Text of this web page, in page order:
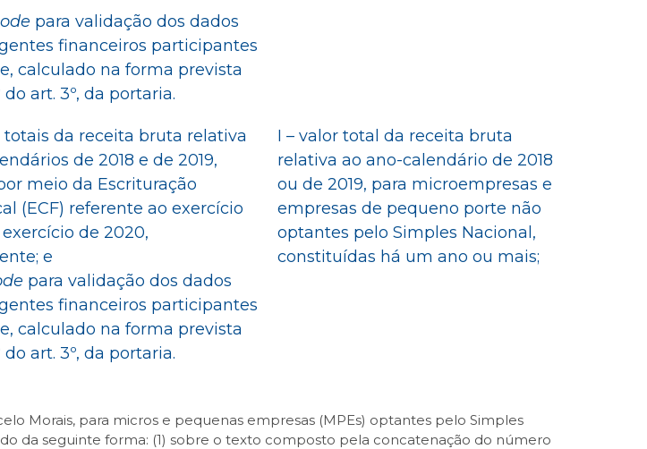
para validação dos dados
financeiros participantes
calculado na forma prevista
do art. 3º, da portaria.
totais da receita bruta relativa
de 2018 e de 2019,
meio da Escrituração
(ECF) referente ao exercício
exercício de 2020,
e
para validação dos dados
financeiros participantes
calculado na forma prevista
do art. 3º, da portaria.
I – valor total da receita bruta
relativa ao ano-calendário de 2018
ou de 2019, para microempresas e
empresas de pequeno porte não
optantes pelo Simples Nacional,
constituídas há um ano ou mais;
Morais, para micros e pequenas empresas (MPEs) optantes pelo Simples
da seguinte forma: (1) sobre o texto composto pela concatenação do número